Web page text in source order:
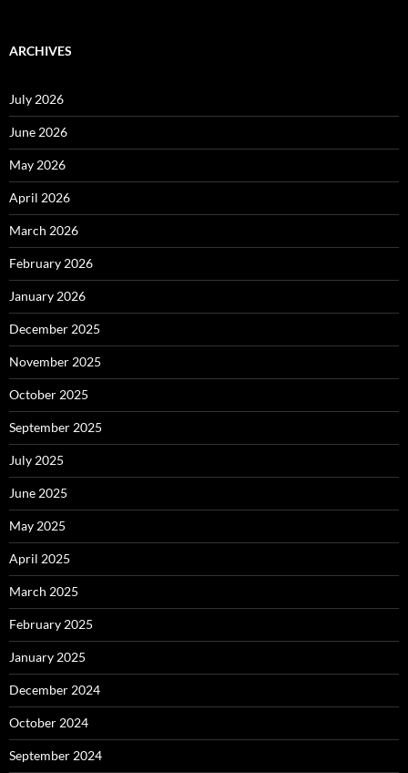
ARCHIVES
July 2026
June 2026
May 2026
April 2026
March 2026
February 2026
January 2026
December 2025
November 2025
October 2025
September 2025
July 2025
June 2025
May 2025
April 2025
March 2025
February 2025
January 2025
December 2024
October 2024
September 2024